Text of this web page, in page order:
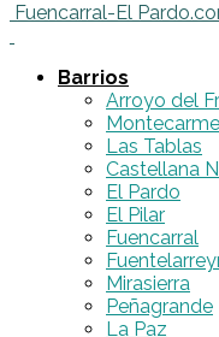
Fuencarral-El
Barrios
Arroyo del
Las Tablas
Castellana
El Pardo
El Pilar
Fuencarral
Mirasierra
Peñagrande
La Paz